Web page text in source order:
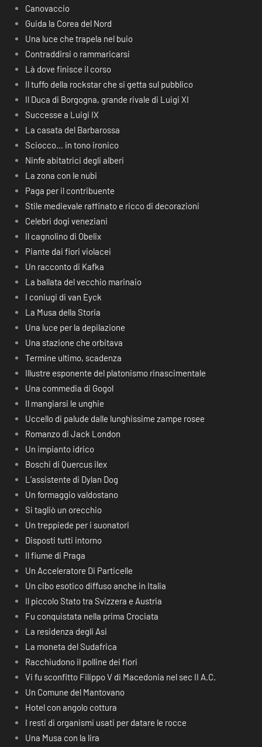
Canovaccio
Guida la Corea del Nord
Una luce che trapela nel buio
Contraddirsi o rammaricarsi
Là dove finisce il corso
Il tuffo della rockstar che si getta sul pubblico
Il Duca di Borgogna, grande rivale di Luigi XI
Successe a Luigi IX
La casata del Barbarossa
Sciocco… in tono ironico
Ninfe abitatrici degli alberi
La zona con le nubi
Paga per il contribuente
Stile medievale raffinato e ricco di decorazioni
Celebri dogi veneziani
Il cagnolino di Obelix
Piante dai fiori violacei
Un racconto di Kafka
La ballata del vecchio marinaio
I coniugi di van Eyck
La Musa della Storia
Una luce per la depilazione
Una stazione che orbitava
Termine ultimo, scadenza
Illustre esponente del platonismo rinascimentale
Una commedia di Gogol
Il mangiarsi le unghie
Uccello di palude dalle lunghissime zampe rosee
Romanzo di Jack London
Un impianto idrico
Boschi di Quercus ilex
L’assistente di Dylan Dog
Un formaggio valdostano
Si tagliò un orecchio
Un treppiede per i suonatori
Disposti tutti intorno
Il fiume di Praga
Un Acceleratore Di Particelle
Un cibo esotico diffuso anche in Italia
Il piccolo Stato tra Svizzera e Austria
Fu conquistata nella prima Crociata
La residenza degli Asi
La moneta del Sudafrica
Racchiudono il polline dei fiori
Vi fu sconfitto Filippo V di Macedonia nel sec II A.C.
Un Comune del Mantovano
Hotel con angolo cottura
I resti di organismi usati per datare le rocce
Una Musa con la lira